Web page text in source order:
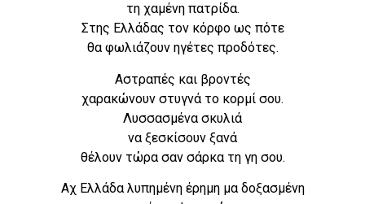
τη χαμένη πατρίδα.
Στης Ελλάδας τον κόρφο ως πότε
θα φωλιάζουν ηγέτες προδότες.
Αστραπές και βροντές
χαρακώνουν στυγνά το κορμί σου.
Λυσσασμένα σκυλιά
να ξεσκίσουν ξανά
θέλουν τώρα σαν σάρκα τη γη σου.
Αχ Ελλάδα λυπημένη έρημη μα δοξασμένη